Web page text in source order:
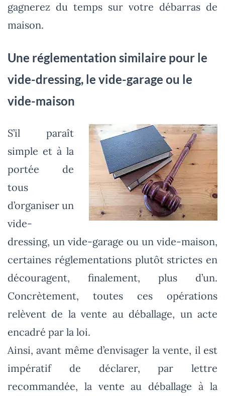
gagnerez du temps sur votre débarras de
maison.
Une réglementation similaire pour le
vide-dressing, le vide-garage ou le
vide-maison
S’il paraît
simple et à la
portée de
tous
d’organiser un
vide-
dressing, un vide-garage ou un vide-maison,
certaines réglementations plutôt strictes en
découragent, finalement, plus d’un.
Concrètement, toutes ces opérations
relèvent de la vente au déballage, un acte
encadré par la loi.
Ainsi, avant même d’envisager la vente, il est
impératif de déclarer, par lettre
recommandée, la vente au déballage à la